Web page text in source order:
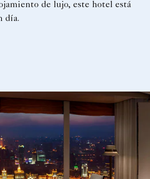
de lujo, este hotel está
día.